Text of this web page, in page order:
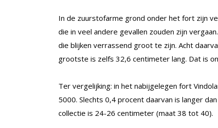
In de zuurstofarme grond onder het fort zijn
die in veel andere gevallen zouden zijn
die blijken verrassend groot te zijn. Acht
grootste is zelfs 32,6 centimeter lang. Dat is
Ter vergelijking: in het nabijgelegen fort
5000. Slechts 0,4 procent daarvan is langer
collectie is 24-26 centimeter (maat 38 tot 40).